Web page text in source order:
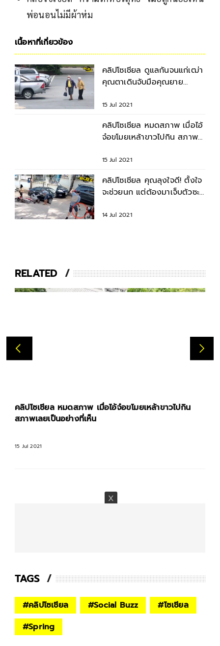
พ่อนอนไม่มีผ้าห่ม
เนื้อหาที่เกี่ยวข้อง
คลิปโซเชียล ดูแลกันจนแก่เฒ่า
คุณตาเดินจับมือคุณยาย
15 Jul 2021
คลิปโซเชียล หมดสภาพ เมื่อไอ้
จ๋อขโมยเหล้าขาวไปกิน สภาพ
15 Jul 2021
คลิปโซเชียล คุณลุงใจดี! ตั้งใจ
จะช่วยนก แต่ต้องมาเจ็บตัวซะ
14 Jul 2021
RELATED
คลิปโซเชียล หมดสภาพ เมื่อไอ้จ๋อขโมยเหล้าขาวไปกิน
สภาพเลยเป็นอย่างที่เห็น
15 Jul 2021
TAGS
#คลิปโซเชียล #Social Buzz #โซเชียล
#Spring